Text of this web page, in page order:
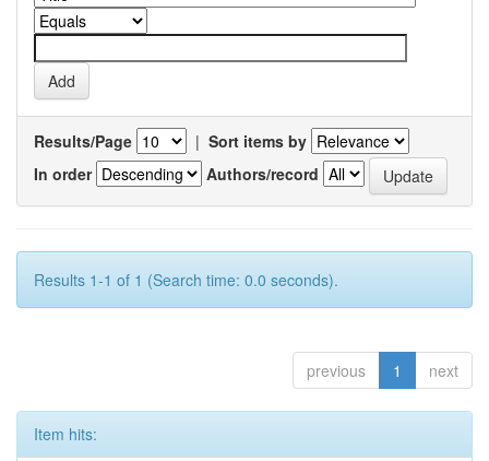
Results/Page | Sort items by
In order
Authors/record
Results 1-1 of 1 (Search time: 0.0 seconds).
previous 1 next
Item hits: